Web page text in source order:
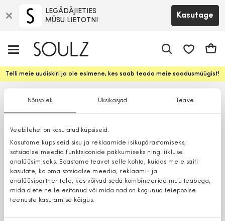
Nõusolek Üksikasjad Teave
Veebilehel on kasutatud küpsiseid.
Kasutame küpsiseid sisu ja reklaamide isikupärastamiseks,
sotsiaalse meedia funktsioonide pakkumiseks ning liikluse
analüüsimiseks. Edastame teavet selle kohta, kuidas meie saiti
kasutate, ka oma sotsiaalse meedia, reklaami- ja
analüüsipartneritele, kes võivad seda kombineerida muu teabega,
mida olete neile esitanud või mida nad on kogunud teiepoolse
teenuste kasutamise käigus.
LEGĀDĀJIETIES
MŪSU LIETOTNI
Kasutage
Telli meie uudiskiri ja ole esimene, kes saab teada meie soodusmüügist!